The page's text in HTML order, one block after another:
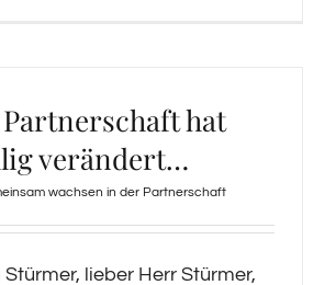
hat
verändert…
wachsen in der Partnerschaft
Stürmer, lieber Herr Stürmer,